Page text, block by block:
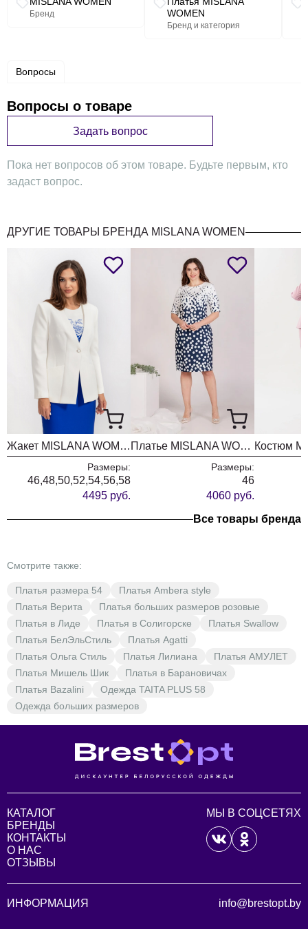
Бренд
WOMEN
Бренд и категория
Вопросы
Вопросы о товаре
Задать вопрос
Пока нет вопросов об этом товаре. Будьте первым, кто
задаст вопрос.
ДРУГИЕ ТОВАРЫ БРЕНДА MISLANA WOMEN
Жакет MISLANA WOMEN А804 белый
Размеры:
46,48,50,52,54,56,58
4495 руб.
Платье MISLANA WOMEN 728/1
Размеры:
46
4060 руб.
Все товары бренда
Смотрите также:
Платья размера 54
Платья Ambera style
Платья Верита
Платья больших размеров розовые
Платья в Лиде
Платья в Солигорске
Платья Swallow
Платья БелЭльСтиль
Платья Agatti
Платья Ольга Стиль
Платья Лилиана
Платья АМУЛЕТ
Платья Мишель Шик
Платья в Барановичах
Платья Bazalini
Одежда TAITA PLUS 58
Одежда больших размеров
КАТАЛОГ
БРЕНДЫ
КОНТАКТЫ
О НАС
ОТЗЫВЫ
МЫ В СОЦСЕТЯХ
ИНФОРМАЦИЯ info@brestopt.by